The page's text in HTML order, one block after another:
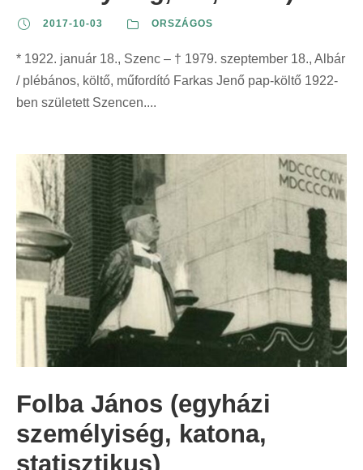
2017-10-03 ORSZÁGOS
* 1922. január 18., Szenc – † 1979. szeptember 18., Albár
/ plébános, költő, műfordító Farkas Jenő pap-költő 1922-
ben született Szencen....
Folba János (egyházi
személyiség, katona,
statisztikus)